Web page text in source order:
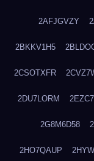
2AFJGVZY
2BKKV1H5
2CSOTXFR
2DU7LORM
2G8M6D58
2HO7QAUP